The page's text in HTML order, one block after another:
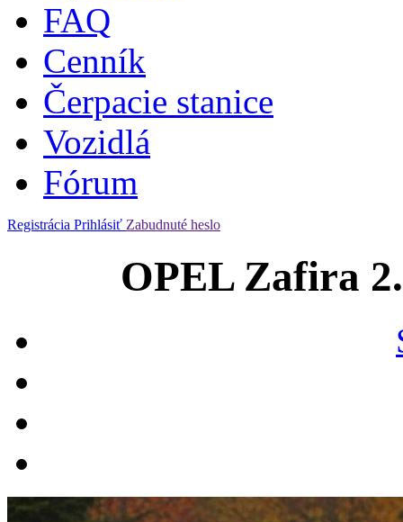
FAQ
Cenník
Čerpacie stanice
Vozidlá
Fórum
Registrácia Prihlásiť Zabudnuté heslo
OPEL Zafira